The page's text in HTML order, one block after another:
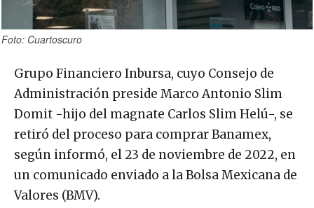
Foto: Cuartoscuro
Grupo Financiero Inbursa, cuyo Consejo de
Administración preside Marco Antonio Slim
Domit -hijo del magnate Carlos Slim Helú-, se
retiró del proceso para comprar Banamex,
según informó, el 23 de noviembre de 2022, en
un comunicado enviado a la Bolsa Mexicana de
Valores (BMV).